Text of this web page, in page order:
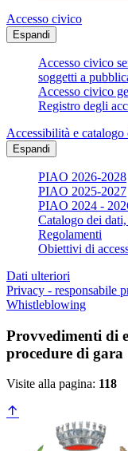
Accesso civico
Espandi
Accesso civico
soggetti a
Accesso civico
Registro degli
Accessibilità e catalogo
Espandi
PIAO 2026-2028
PIAO 2025-2027
PIAO 2024 -
Catalogo dei
Regolamenti
Obiettivi di
Dati ulteriori
Privacy - responsabile
Whistleblowing
Provvedimenti di
procedure di gara
Visite alla pagina: 118